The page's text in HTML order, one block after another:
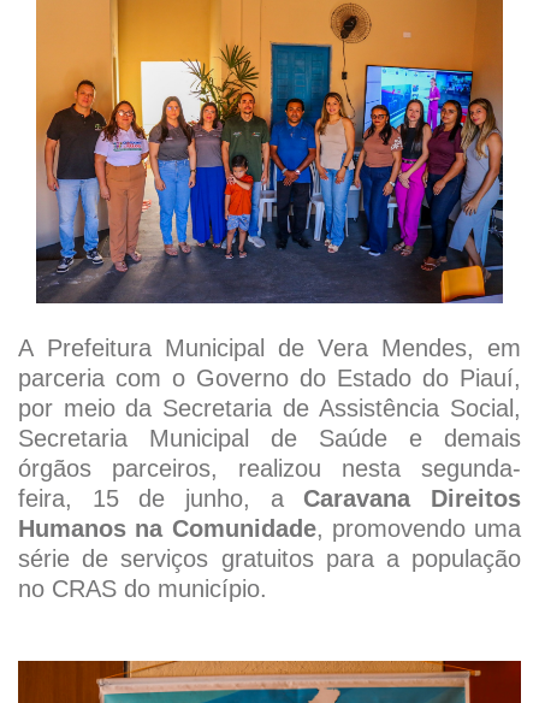
A Prefeitura Municipal de Vera Mendes, em
parceria com o Governo do Estado do Piauí,
por meio da Secretaria de Assistência Social,
Secretaria Municipal de Saúde e demais
órgãos parceiros, realizou nesta segunda-
feira, 15 de junho, a Caravana Direitos
Humanos na Comunidade, promovendo uma
série de serviços gratuitos para a população
no CRAS do município.